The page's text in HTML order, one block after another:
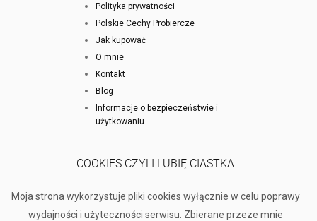
Polityka prywatności
Polskie Cechy Probiercze
Jak kupować
O mnie
Kontakt
Blog
Informacje o bezpieczeństwie i
użytkowaniu
COOKIES CZYLI LUBIĘ CIASTKA
Moja strona wykorzystuje pliki cookies wyłącznie w celu poprawy
wydajności i użyteczności serwisu. Zbierane przeze mnie